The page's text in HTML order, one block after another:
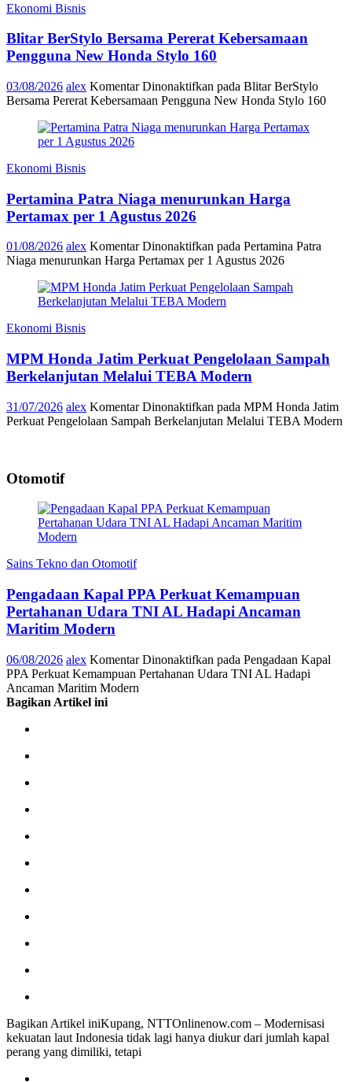
Ekonomi Bisnis
Blitar BerStylo Bersama Pererat Kebersamaan
Pengguna New Honda Stylo 160
03/08/2026 alex Komentar Dinonaktifkan pada Blitar BerStylo
Bersama Pererat Kebersamaan Pengguna New Honda Stylo 160
Ekonomi Bisnis
Pertamina Patra Niaga menurunkan Harga
Pertamax per 1 Agustus 2026
01/08/2026 alex Komentar Dinonaktifkan pada Pertamina Patra
Niaga menurunkan Harga Pertamax per 1 Agustus 2026
Ekonomi Bisnis
MPM Honda Jatim Perkuat Pengelolaan Sampah
Berkelanjutan Melalui TEBA Modern
31/07/2026 alex Komentar Dinonaktifkan pada MPM Honda Jatim
Perkuat Pengelolaan Sampah Berkelanjutan Melalui TEBA Modern
Otomotif
Sains Tekno dan Otomotif
Pengadaan Kapal PPA Perkuat Kemampuan
Pertahanan Udara TNI AL Hadapi Ancaman
Maritim Modern
06/08/2026 alex Komentar Dinonaktifkan pada Pengadaan Kapal
PPA Perkuat Kemampuan Pertahanan Udara TNI AL Hadapi
Ancaman Maritim Modern
Bagikan Artikel ini
Bagikan Artikel iniKupang, NTTOnlinenow.com – Modernisasi
kekuatan laut Indonesia tidak lagi hanya diukur dari jumlah kapal
perang yang dimiliki, tetapi